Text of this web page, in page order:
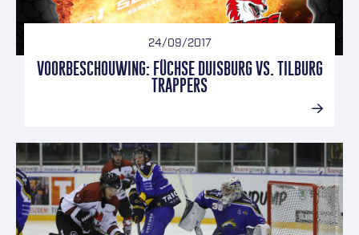
24/09/2017
VOORBESCHOUWING: FÜCHSE DUISBURG VS. TILBURG
TRAPPERS